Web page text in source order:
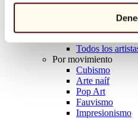
Todos los
Todos los
Todos los
Por movimiento
Cubismo
Arte naíf
Pop Art
Fauvismo
Impresionismo